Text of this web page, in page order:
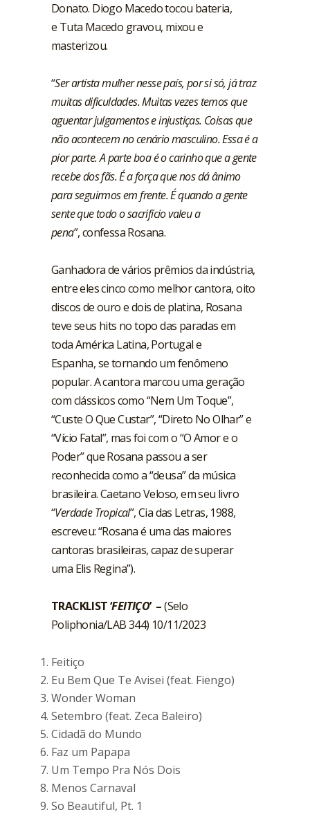
Donato. Diogo Macedo tocou bateria,
e Tuta Macedo gravou, mixou e
masterizou.
“Ser artista mulher nesse país, por si só, já traz
muitas dificuldades. Muitas vezes temos que
aguentar julgamentos e injustiças. Coisas que
não acontecem no cenário masculino. Essa é a
pior parte. A parte boa é o carinho que a gente
recebe dos fãs. É a força que nos dá ânimo
para seguirmos em frente. É quando a gente
sente que todo o sacrifício valeu a
pena”, confessa Rosana.
Ganhadora de vários prêmios da indústria,
entre eles cinco como melhor cantora, oito
discos de ouro e dois de platina, Rosana
teve seus hits no topo das paradas em
toda América Latina, Portugal e
Espanha, se tornando um fenômeno
popular. A cantora marcou uma geração
com clássicos como “Nem Um Toque”,
“Custe O Que Custar”, “Direto No Olhar” e
“Vício Fatal”, mas foi com o “O Amor e o
Poder” que Rosana passou a ser
reconhecida como a “deusa” da música
brasileira. Caetano Veloso, em seu livro
“Verdade Tropical”, Cia das Letras, 1988,
escreveu: “Rosana é uma das maiores
cantoras brasileiras, capaz de superar
uma Elis Regina”).
TRACKLIST ‘FEITIÇO’ –(Selo
Poliphonia/LAB 344) 10/11/2023
Feitiço
Eu Bem Que Te Avisei (feat. Fiengo)
Wonder Woman
Setembro (feat. Zeca Baleiro)
Cidadã do Mundo
Faz um Papapa
Um Tempo Pra Nós Dois
Menos Carnaval
So Beautiful, Pt. 1